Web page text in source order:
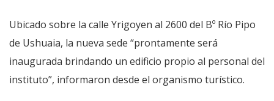
Ubicado sobre la calle Yrigoyen al 2600 del Bº Río Pipo
de Ushuaia, la nueva sede “prontamente será
inaugurada brindando un edificio propio al personal del
instituto”, informaron desde el organismo turístico.